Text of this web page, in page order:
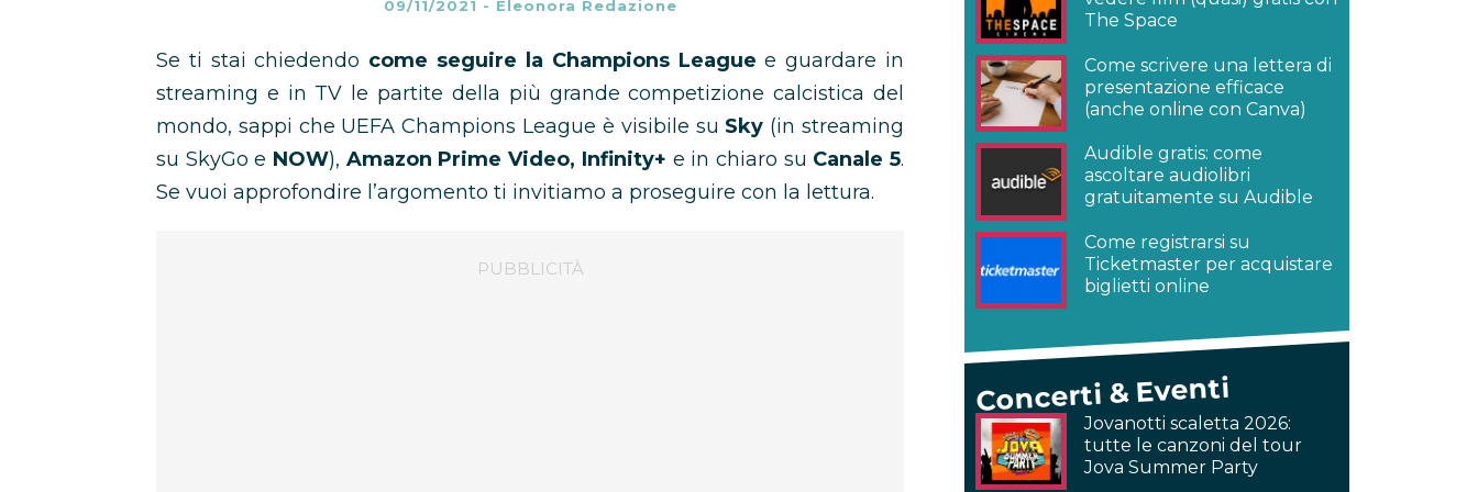
09/11/2021 - Eleonora Redazione
Se ti stai chiedendo come seguire la Champions League e guardare in
streaming e in TV le partite della più grande competizione calcistica del
mondo, sappi che UEFA Champions League è visibile su Sky (in streaming
su SkyGo e NOW), Amazon Prime Video, Infinity+ e in chiaro su Canale 5.
Se vuoi approfondire l’argomento ti invitiamo a proseguire con la lettura.
The Space
Come scrivere una lettera di
presentazione efficace
(anche online con Canva)
Audible gratis: come
ascoltare audiolibri
gratuitamente su Audible
Come registrarsi su
Ticketmaster per acquistare
biglietti online
Concerti & Eventi
Jovanotti scaletta 2026:
tutte le canzoni del tour
Jova Summer Party